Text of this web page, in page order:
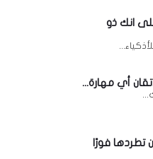
انك ذو
أي مهارة...
فورًا